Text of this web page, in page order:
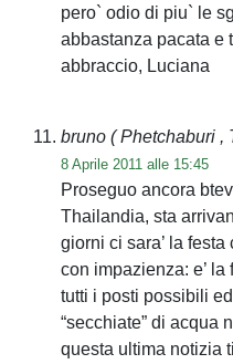
pero` odio di piu` le
abbastanza pacata e
abbraccio, Luciana
bruno ( Phetchaburi ,
8 Aprile 2011 alle 15:45
Proseguo ancora
Thailandia, sta
giorni ci sara’ la
con impazienza: e’
tutti i posti possibili
“secchiate” di acqua
questa ultima notizia